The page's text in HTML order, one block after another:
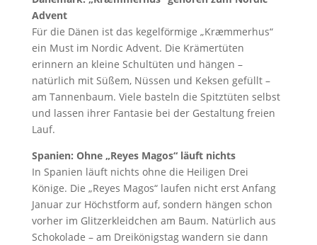
Advent
Für die Dänen ist das kegelförmige „Kræmmerhus“
ein Must im Nordic Advent. Die Krämertüten
erinnern an kleine Schultüten und hängen –
natürlich mit Süßem, Nüssen und Keksen gefüllt –
am Tannenbaum. Viele basteln die Spitztüten selbst
und lassen ihrer Fantasie bei der Gestaltung freien
Lauf.
Spanien: Ohne „Reyes Magos“ läuft nichts
In Spanien läuft nichts ohne die Heiligen Drei
Könige. Die „Reyes Magos“ laufen nicht erst Anfang
Januar zur Höchstform auf, sondern hängen schon
vorher im Glitzerkleidchen am Baum. Natürlich aus
Schokolade – am Dreikönigstag wandern sie dann